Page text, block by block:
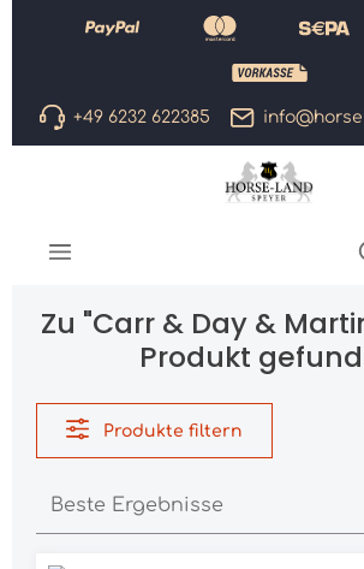
Zum Hauptinhalt springen
+49 6232 622385
Zu "Carr & Day &
Produkt
Produkte filtern